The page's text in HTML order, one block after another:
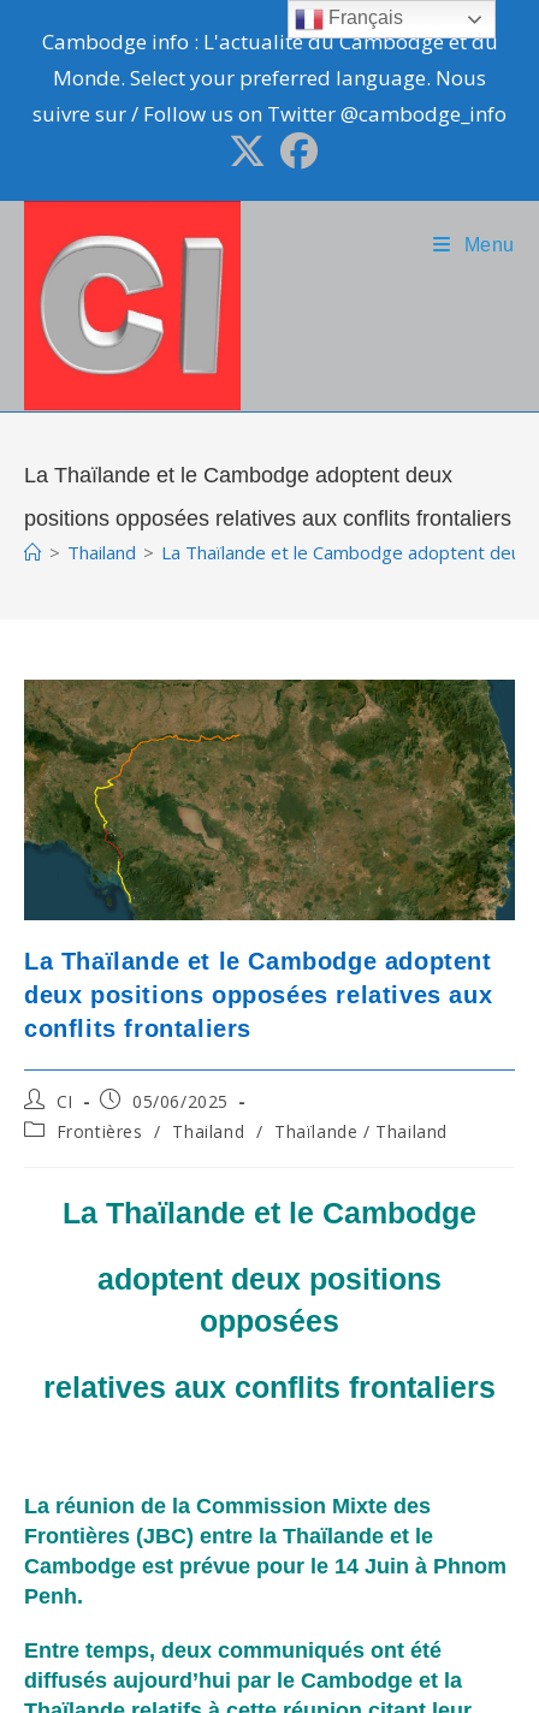
content
Cambodge info : L'actualité du Cambodge et du
Monde. Select your preferred language. Nous
suivre sur / Follow us on Twitter @cambodge_info
Menu
La Thaïlande et le Cambodge adoptent deux
positions opposées relatives aux conflits frontaliers
> Thailand > La Thaïlande et le Cambodge adoptent
La Thaïlande et le Cambodge adoptent
deux positions opposées relatives aux
conflits frontaliers
Post
author:
CI
Post
published:
05/06/2025
PostFrontières / Thailand / Thaïlande / Thailand
La Thaïlande et le Cambodge
adoptent deux positions
opposées
relatives aux conflits frontaliers
La réunion de la Commission Mixte des
Frontières (JBC) entre la Thaïlande et le
Cambodge est prévue pour le 14 Juin à Phnom
Penh.
Entre temps, deux communiqués ont été
diffusés aujourd’hui par le Cambodge et la
Français